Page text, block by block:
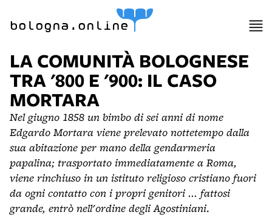
bologna.online
LA COMUNITÀ BOLOGNESE
TRA '800 E '900: IL CASO
MORTARA
Nel giugno 1858 un bimbo di sei anni di nome
Edgardo Mortara viene prelevato nottetempo dalla
sua abitazione per mano della gendarmeria
papalina; trasportato immediatamente a Roma,
viene rinchiuso in un istituto religioso cristiano fuori
da ogni contatto con i propri genitori ... fattosi
grande, entrò nell'ordine degli Agostiniani.